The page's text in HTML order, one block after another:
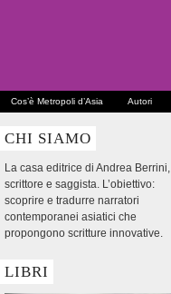
Cos’è Metropoli d’Asia Autori
CHI SIAMO
La casa editrice di Andrea Berrini,
scrittore e saggista. L’obiettivo:
scoprire e tradurre narratori
contemporanei asiatici che
propongono scritture innovative.
LIBRI